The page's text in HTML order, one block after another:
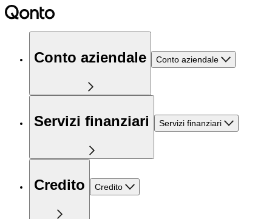
Conto aziendale Conto aziendale
Servizi finanziari Servizi finanziari
Credito Credito